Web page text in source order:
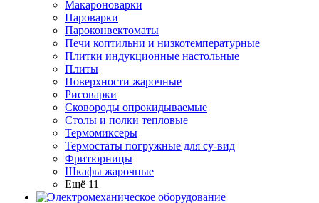
Макароноварки
Пароварки
Пароконвектоматы
Печи коптильни и низкотемпературные
Плитки индукционные настольные
Плиты
Поверхности жарочные
Рисоварки
Сковороды опрокидываемые
Столы и полки тепловые
Термомиксеры
Термостаты погружные для су-вид
Фритюрницы
Шкафы жарочные
Ещё 11